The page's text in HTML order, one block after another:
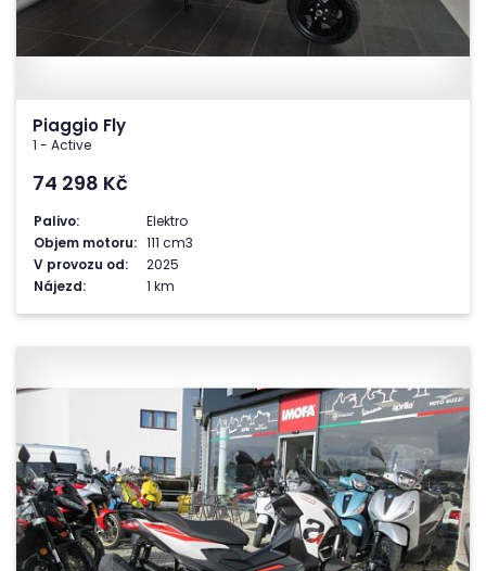
Piaggio Fly
1 - Active
74 298 Kč
Palivo:
Elektro
Objem motoru: 111 cm3
V provozu od:
2025
Nájezd:
1 km